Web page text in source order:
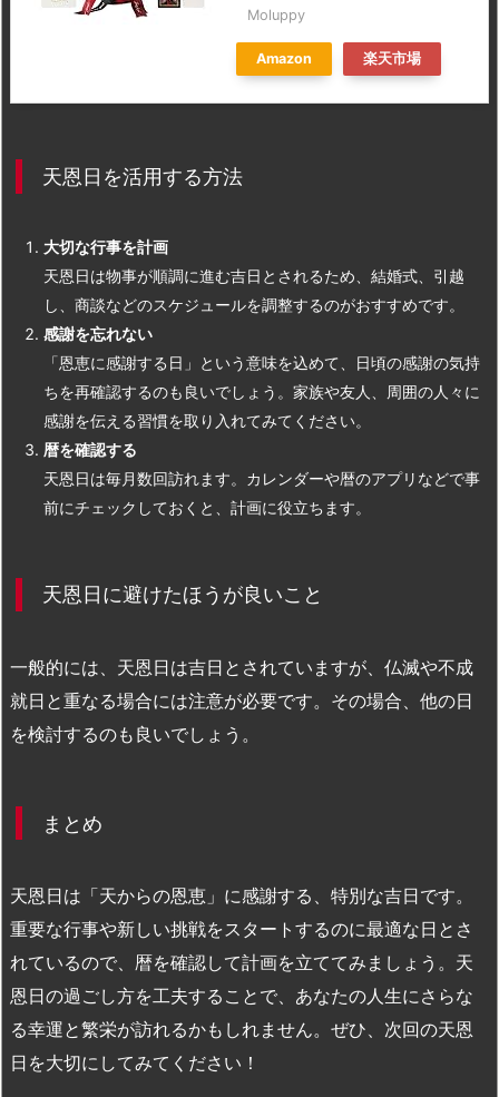
Moluppy
Amazon 楽天市場
天恩日を活用する方法
大切な行事を計画
天恩日は物事が順調に進む吉日とされるため、結婚式、引越
し、商談などのスケジュールを調整するのがおすすめです。
感謝を忘れない
「恩恵に感謝する日」という意味を込めて、日頃の感謝の気持
ちを再確認するのも良いでしょう。家族や友人、周囲の人々に
感謝を伝える習慣を取り入れてみてください。
暦を確認する
天恩日は毎月数回訪れます。カレンダーや暦のアプリなどで事
前にチェックしておくと、計画に役立ちます。
天恩日に避けたほうが良いこと
一般的には、天恩日は吉日とされていますが、仏滅や不成
就日と重なる場合には注意が必要です。その場合、他の日
を検討するのも良いでしょう。
まとめ
天恩日は「天からの恩恵」に感謝する、特別な吉日です。
重要な行事や新しい挑戦をスタートするのに最適な日とさ
れているので、暦を確認して計画を立ててみましょう。天
恩日の過ごし方を工夫することで、あなたの人生にさらな
る幸運と繁栄が訪れるかもしれません。ぜひ、次回の天恩
日を大切にしてみてください！